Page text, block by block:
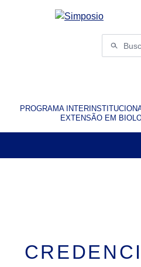
Buscar
por:
PROGRAMA
EXTENSÃO EM